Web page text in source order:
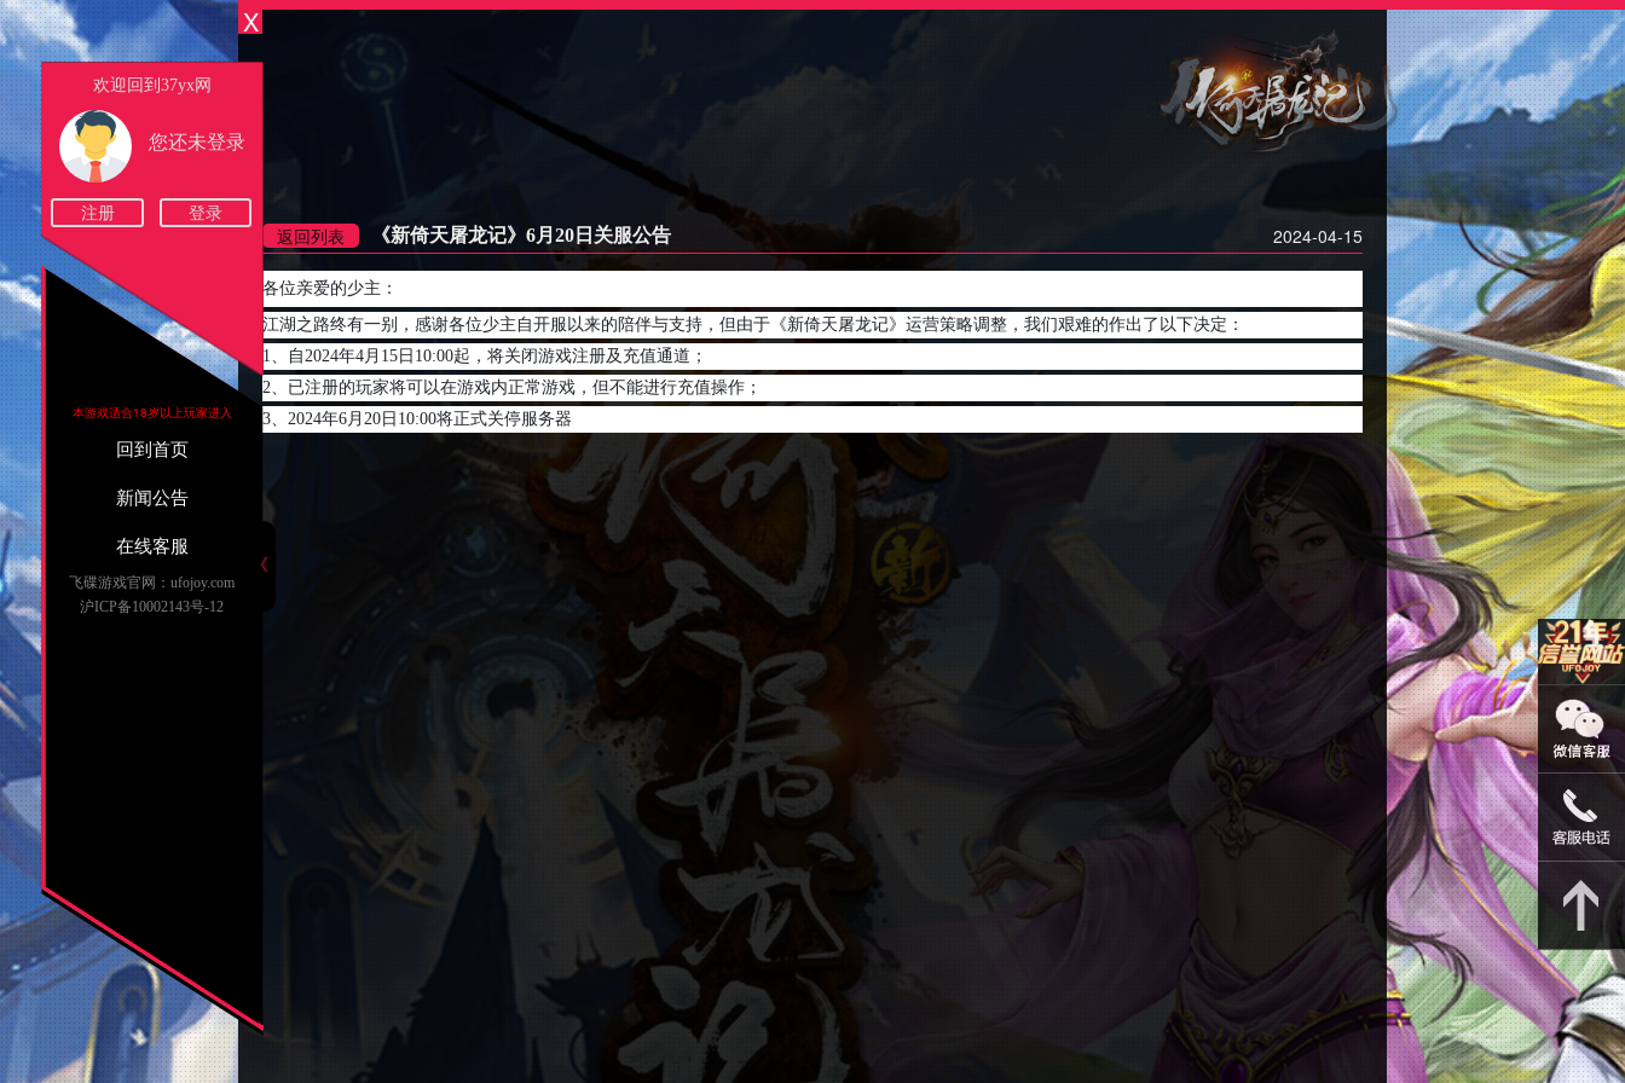
2024-04-15
返回列表 《新倚天屠龙记》6月20日关服公告
各位亲爱的少主：
江湖之路终有一别，感谢各位少主自开服以来的陪伴与支持，但由于《新倚天屠龙记》运营策略调整，我们艰难的作出了以下决定：
1、自2024年4月15日10:00起，将关闭游戏注册及充值通道；
2、已注册的玩家将可以在游戏内正常游戏，但不能进行充值操作；
3、2024年6月20日10:00将正式关停服务器
X
欢迎回到37yx网
您还未登录
登录
注册
本游戏适合18岁以上玩家进入
回到首页
新闻公告
在线客服
飞碟游戏官网：ufojoy.com
沪ICP备10002143号-12
《
Powered by
ufojoy.com
Copyright © 2009 - 2017